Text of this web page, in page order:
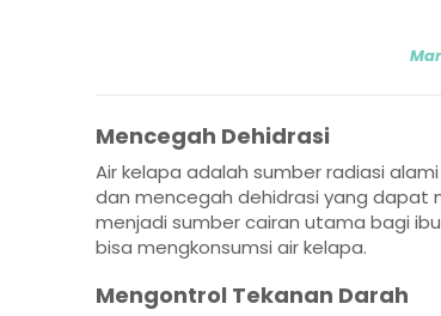
Mencegah Dehidrasi
Air kelapa adalah sumber radiasi
dan mencegah dehidrasi yang dapat
menjadi sumber cairan utama bagi
bisa mengkonsumsi air kelapa.
Mengontrol Tekanan Darah